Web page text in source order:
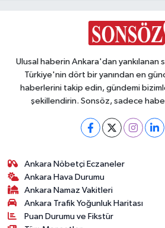
Gömdüm"
Ulusal haberin Ankara'dan yankılanan
Türkiye'nin dört bir yanından en
haberlerini takip edin, gündemi
şekillendirin. Sonsöz, sadece
Ankara Nöbetçi Eczaneler
Ankara Hava Durumu
Ankara Namaz Vakitleri
Ankara Trafik Yoğunluk Haritası
Puan Durumu ve Fikstür